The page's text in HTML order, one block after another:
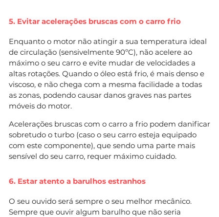
5. Evitar acelerações bruscas com o carro frio
Enquanto o motor não atingir a sua temperatura ideal
de circulação (sensivelmente 90ºC), não acelere ao
máximo o seu carro e evite mudar de velocidades a
altas rotações. Quando o óleo está frio, é mais denso e
viscoso, e não chega com a mesma facilidade a todas
as zonas, podendo causar danos graves nas partes
móveis do motor.
Acelerações bruscas com o carro a frio podem danificar
sobretudo o turbo (caso o seu carro esteja equipado
com este componente), que sendo uma parte mais
sensível do seu carro, requer máximo cuidado.
6. Estar atento a barulhos estranhos
O seu ouvido será sempre o seu melhor mecânico.
Sempre que ouvir algum barulho que não seria